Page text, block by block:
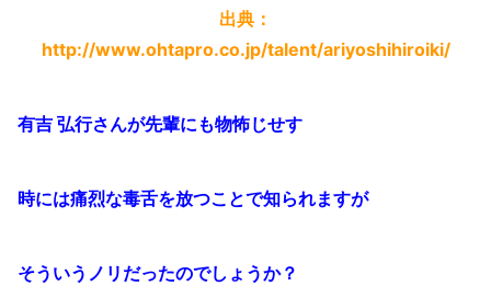
出典：
http://www.ohtapro.co.jp/talent/ariyoshihiroiki/
有吉 弘行さんが先輩にも物怖じせす
時には痛烈な毒舌を放つことで知られますが
そういうノリだったのでしょうか？